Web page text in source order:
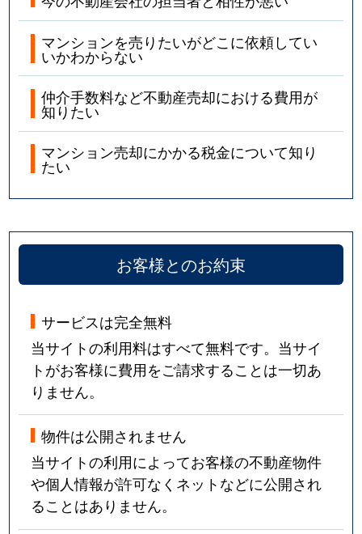
マンションを売りたいがどこに依頼してい
いかわからない
仲介手数料など不動産売却における費用が
知りたい
マンション売却にかかる税金について知り
たい
お客様とのお約束
サービスは完全無料
当サイトの利用料はすべて無料です。当サイ
トがお客様に費用をご請求することは一切あ
りません。
物件は公開されません
当サイトの利用によってお客様の不動産物件
や個人情報が許可なくネットなどに公開され
ることはありません。